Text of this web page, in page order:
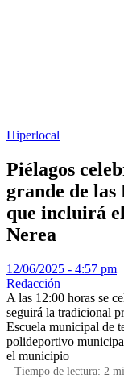
Hiperlocal
Piélagos
grande de las
que incluirá
Nerea
12/06/2025 - 4:57 pm
Redacción
A las 12:00 horas se
seguirá la tradicional
Escuela municipal de
polideportivo
el municipio
Tiempo de lectura: 2